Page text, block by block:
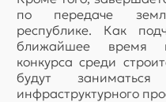
по передаче
республике. Как
ближайшее время
конкурса среди
будут
инфраструктурного